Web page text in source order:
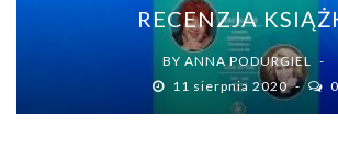
RECENZJA
BY ANNA PODURGIEL
11 sierpnia 2020
0